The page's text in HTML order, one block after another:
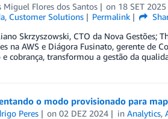
Miguel Flores dos Santos on 18 SET 2025
, Customer Solutions Permalink
Skrzyszowski, CTO da Nova Gestões;
na AWS e Diágora Fusinato, gerente de
e cobrança, transformou a gestão da
o modo provisionado para
Peres on02 DEZ 2024 inAnalytics,